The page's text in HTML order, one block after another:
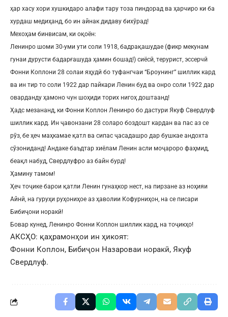
ҳар хасу хори хушкидаро алафи тару тоза пиндорад ва ҳарчиро ки ба
хурдаш медиҳанд, бо ин айнак дидаву бихӯрад!
Мехоҳам бинвисам, ки оқоён:
Ленинро шоми 30-уми ути соли 1918, бадрақашудае (фикр мекунам
гунаи дурусти бадарғашуда ҳамин бошад!) сиёсӣ, терурист, эссерчӣ
Фонни Коплони 28 солаи яҳудӣ бо туфангчаи “Броунинг” шиллик кард
ва ин тир то соли 1922 дар пайкари Ленин буд ва онро соли 1922 дар
оварданду ҳамоно чун шоҳиди торих нигоҳ доштаанд!
Ҳадс мезананд, ки Фонни Коплон Ленинро бо дастури Якуф Свердлуф
шиллик кард. Ин ҷавонзани 28 соларо боздошт кардан ва пас аз се
рӯз, бе ҳеч маҳкамае қатл ва сипас ҷасадашро дар бушкае андохта
сӯзониданд! Андаке баъдтар хиёлам Ленин асли моҷароро фаҳмид,
беақл набуд, Свердлуфро аз байн бурд!
Ҳамину тамом!
Ҳеч тоҷике барои қатли Ленин гунаҳкор нест, на пирзане аз ноҳияи
Айнӣ, на гуруҳи руҳониҳое аз ҳаволии Кофурниҳон, на се писари
Бибиҷони норакӣ!
Бовар кунед, Ленинро Фонни Коплон шиллик кард, на тоҷикҳо!
АКСҲО: қаҳрамонҳои ин ҳикоят:
Фонни Коплон, Бибиҷон Назароваи норакӣ, Якуф
Свердлуф.